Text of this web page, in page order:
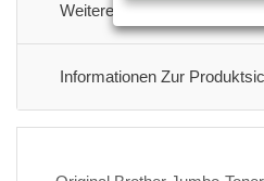
Weitere Informationen
Informationen Zur